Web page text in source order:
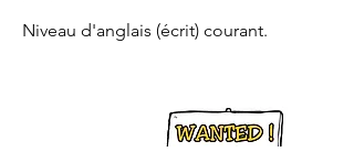
Niveau d'anglais (écrit) courant.